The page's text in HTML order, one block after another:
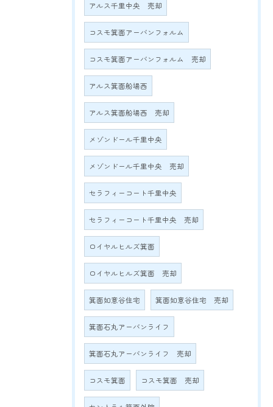
アルス千里中央 売却
コスモ箕面アーバンフォルム
コスモ箕面アーバンフォルム 売却
アルス箕面船場西
アルス箕面船場西 売却
メゾンドール千里中央
メゾンドール千里中央 売却
セラフィーコート千里中央
セラフィーコート千里中央 売却
ロイヤルヒルズ箕面
ロイヤルヒルズ箕面 売却
箕面如意谷住宅 箕面如意谷住宅 売却
箕面石丸アーバンライフ
箕面石丸アーバンライフ 売却
コスモ箕面 コスモ箕面 売却